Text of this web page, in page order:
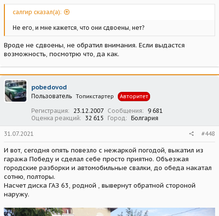
салгир сказал(а):
Не его, и мне кажется, что они сдвоены, нет?
Вроде не сдвоены, не обратил внимания. Если выдастся
возможность, посмотрю что, да как.
pobedovod
Пользователь Топикстартер Авторитет
Регистрация 23.12.2007 Сообщения
9 681
Оценка реакций
32 615 Город Болгария
31.07.2021 #448
И вот, сегодня опять повезло с нежаркой погодой, выкатил из
гаража Победу и сделал себе просто приятно. Объезжая
городские разборки и автомобильные свалки, до обеда накатал
сотню, полторы.
Насчет диска ГАЗ 63, родной , вывернут обратной стороной
наружу.